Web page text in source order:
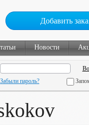
Добавить
Новости
Забыли пароль?